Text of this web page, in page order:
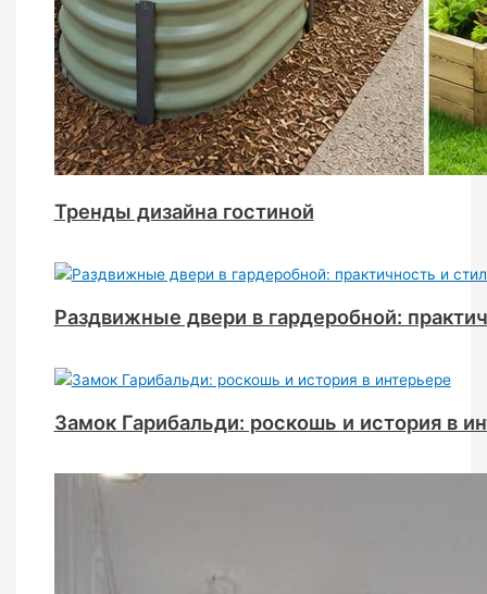
Тренды дизайна гостиной
Раздвижные двери в гардеробной:
Замок Гарибальди: роскошь и история в